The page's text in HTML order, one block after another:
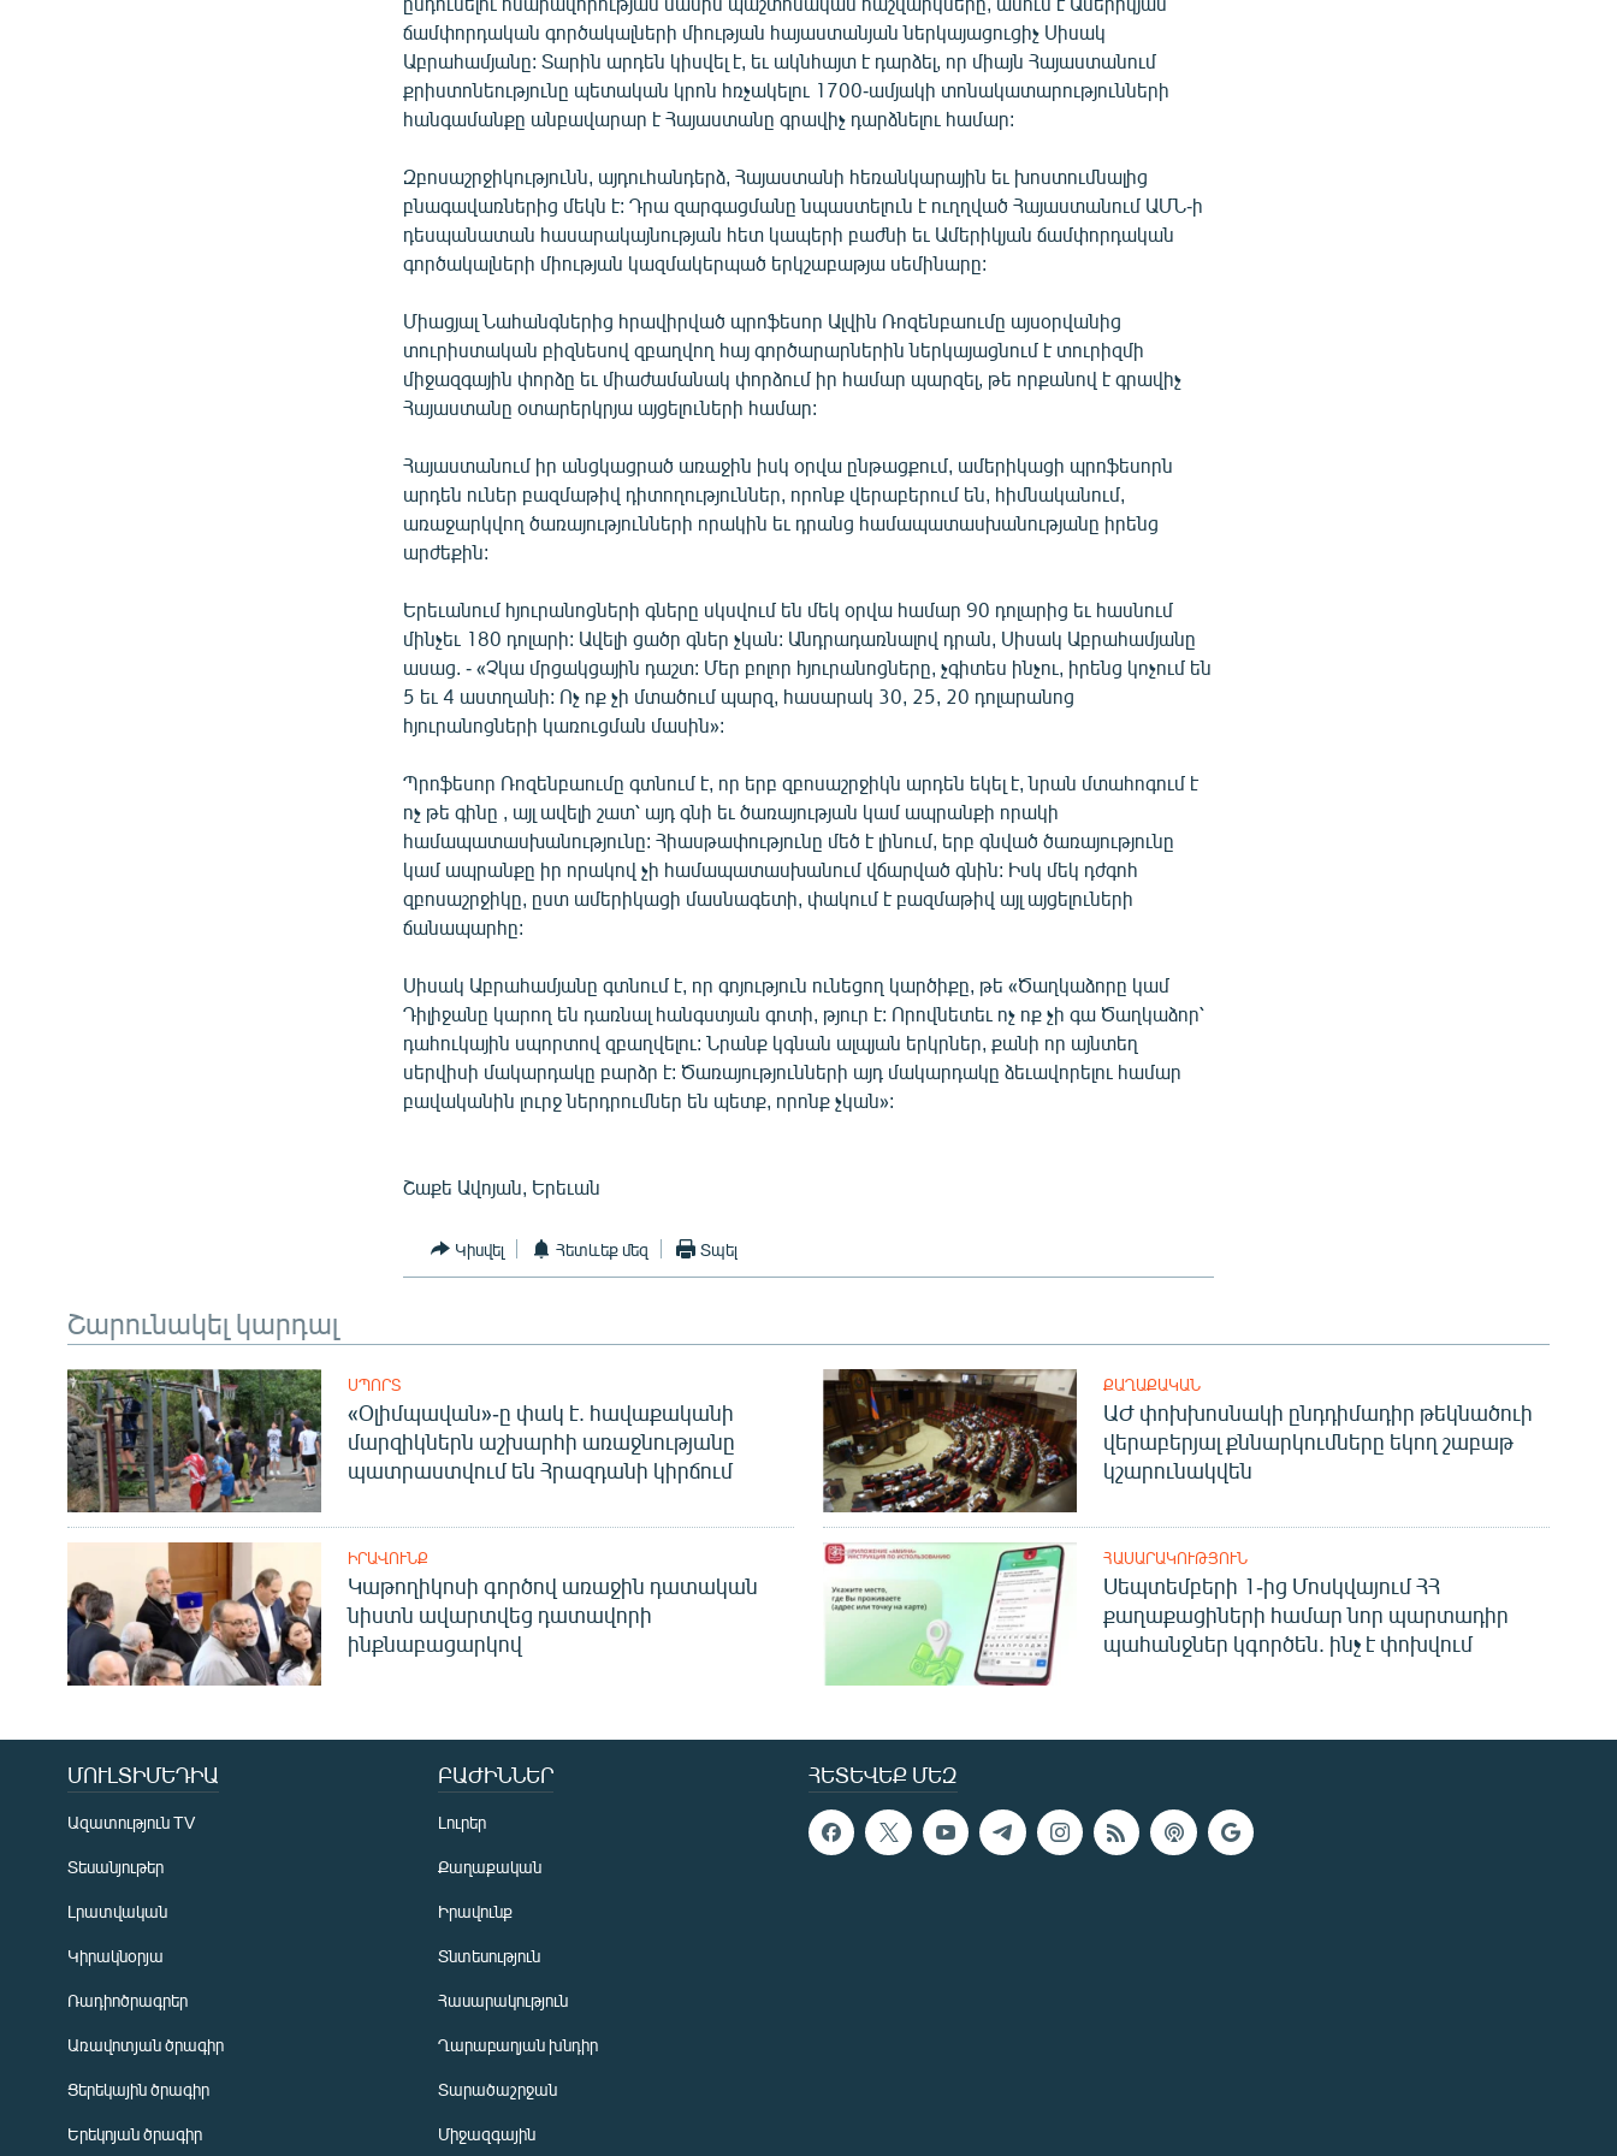
ճամփորդական գործակալների միության հայաստանյան ներկայացուցիչ Սիսակ
Աբրահամյանը: Տարին արդեն կիսվել է, եւ ակնհայտ է դարձել, որ միայն Հայաստանում
քրիստոնեությունը պետական կրոն հռչակելու 1700-ամյակի տոնակատարությունների
հանգամանքը անբավարար է Հայաստանը գրավիչ դարձնելու համար:
Զբոսաշրջիկությունն, այդուհանդերձ, Հայաստանի հեռանկարային եւ խոստումնալից
բնագավառներից մեկն է: Դրա զարգացմանը նպաստելուն է ուղղված Հայաստանում ԱՄՆ-ի
դեսպանատան հասարակայնության հետ կապերի բաժնի եւ Ամերիկյան ճամփորդական
գործակալների միության կազմակերպած երկշաբաթյա սեմինարը:
Միացյալ Նահանգներից հրավիրված պրոֆեսոր Ալվին Ռոզենբաումը այսօրվանից
տուրիստական բիզնեսով զբաղվող հայ գործարարներին ներկայացնում է տուրիզմի
միջազգային փորձը եւ միաժամանակ փորձում իր համար պարզել, թե որքանով է գրավիչ
Հայաստանը օտարերկրյա այցելուների համար:
Հայաստանում իր անցկացրած առաջին իսկ օրվա ընթացքում, ամերիկացի պրոֆեսորն
արդեն ուներ բազմաթիվ դիտողություններ, որոնք վերաբերում են, հիմնականում,
առաջարկվող ծառայությունների որակին եւ դրանց համապատասխանությանը իրենց
արժեքին:
Երեւանում հյուրանոցների գները սկսվում են մեկ օրվա համար 90 դոլարից եւ հասնում
մինչեւ 180 դոլարի: Ավելի ցածր գներ չկան: Անդրադառնալով դրան, Սիսակ Աբրահամյանը
ասաց. - «Չկա մրցակցային դաշտ: Մեր բոլոր հյուրանոցները, չգիտես ինչու, իրենց կոչում են
5 եւ 4 աստղանի: Ոչ ոք չի մտածում պարզ, հասարակ 30, 25, 20 դոլարանոց
հյուրանոցների կառուցման մասին»:
Պրոֆեսոր Ռոզենբաումը գտնում է, որ երբ զբոսաշրջիկն արդեն եկել է, նրան մտահոգում է
ոչ թե գինը , այլ ավելի շատ՝ այդ գնի եւ ծառայության կամ ապրանքի որակի
համապատասխանությունը: Հիասթափությունը մեծ է լինում, երբ գնված ծառայությունը
կամ ապրանքը իր որակով չի համապատասխանում վճարված գնին: Իսկ մեկ դժգոհ
զբոսաշրջիկը, ըստ ամերիկացի մասնագետի, փակում է բազմաթիվ այլ այցելուների
ճանապարհը:
Սիսակ Աբրահամյանը գտնում է, որ գոյություն ունեցող կարծիքը, թե «Ծաղկաձորը կամ
Դիլիջանը կարող են դառնալ հանգստյան գոտի, թյուր է: Որովնետեւ ոչ ոք չի գա Ծաղկաձոր՝
դահուկային սպորտով զբաղվելու: Նրանք կգնան ալպյան երկրներ, քանի որ այնտեղ
սերվիսի մակարդակը բարձր է: Ծառայությունների այդ մակարդակը ձեւավորելու համար
բավականին լուրջ ներդրումներ են պետք, որոնք չկան»:
Շաքե Ավոյան, Երեւան
Կիսվել Հետևեք մեզ Տպել
Շարունակել կարդալ
ՍՊՈՐՏ
«Օլիմպավան»-ը փակ է. հավաքականի
մարզիկներն աշխարհի առաջնությանը
պատրաստվում են Հրազդանի կիրճում
ՔԱՂԱՔԱԿԱՆ
ԱԺ փոխխոսնակի ընդդիմադիր թեկնածուի
վերաբերյալ քննարկումները եկող շաբաթ
կշարունակվեն
ԻՐԱՎՈՒՆՔ
Կաթողիկոսի գործով առաջին դատական
նիստն ավարտվեց դատավորի
ինքնաբացարկով
ՀԱՍԱՐԱԿՈՒԹՅՈՒՆ
Սեպտեմբերի 1-ից Մոսկվայում ՀՀ
քաղաքացիների համար նոր պարտադիր
պահանջներ կգործեն. ինչ է փոխվում
ՀԵՏԵՎԵՔ ՄԵԶ
ՄՈՒԼՏԻՄԵԴԻԱ
Ազատություն TV
Տեսանյութեր
Լրատվական
Կիրակնօրյա
Ռադիոծրագրեր
Առավոտյան ծրագիր
Ցերեկային ծրագիր
Երեկոյան ծրագիր
ԲԱԺԻՆՆԵՐ
Լուրեր
Քաղաքական
Իրավունք
Տնտեսություն
Հասարակություն
Ղարաբաղյան խնդիր
Տարածաշրջան
Միջազգային